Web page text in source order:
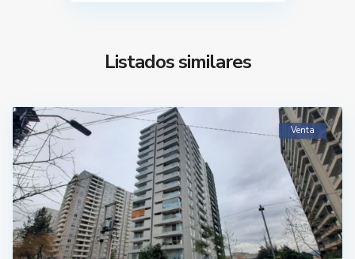
Listados similares
Venta